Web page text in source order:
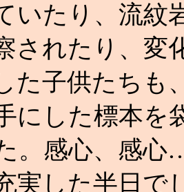
いたり、流紋
されたり、変
た子供たちも
にした標本を
。感心、感
実した半日で